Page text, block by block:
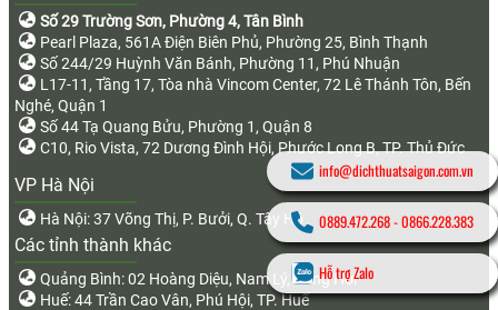
Số 29 Trường Sơn, Phường 4, Tân Bình
Pearl Plaza, 561A Điện Biên Phủ, Phường 25, Bình Thạnh
Số 244/29 Huỳnh Văn Bánh, Phường 11, Phú Nhuận
L17-11, Tầng 17, Tòa nhà Vincom Center, 72 Lê Thánh Tôn, Bến
Nghé, Quận 1
Số 44 Tạ Quang Bửu, Phường 1, Quận 8
C10, Rio Vista, 72 Dương Đình Hội, Phước Long B, TP. Thủ Đức
VP Hà Nội
Hà Nội: 37 Võng Thị, P. Bưởi, Q. Tây Hồ
Các tỉnh thành khác
Quảng Bình: 02 Hoàng Diệu, Nam Lý, Đồng Hới
Huế: 44 Trần Cao Vân, Phú Hội, TP. Huế
info@dichthuatsaigon.com.vn
0889.472.268-0866.228.383
Hỗ trợ Zalo